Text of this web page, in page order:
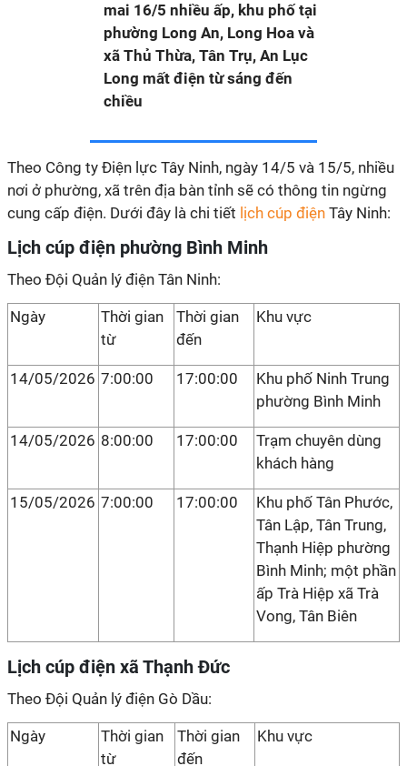
mai 16/5 nhiều ấp, khu phố tại
phường Long An, Long Hoa và
xã Thủ Thừa, Tân Trụ, An Lục
Long mất điện từ sáng đến
chiều
Theo Công ty Điện lực Tây Ninh, ngày 14/5 và 15/5, nhiều
nơi ở phường, xã trên địa bàn tỉnh sẽ có thông tin ngừng
cung cấp điện. Dưới đây là chi tiết lịch cúp điện Tây Ninh:
Lịch cúp điện phường Bình Minh
Theo Đội Quản lý điện Tân Ninh:
Ngày
Thời gian
từ
Thời gian
đến
Khu vực
14/05/2026 7:00:00 17:00:00
Khu phố Ninh Trung
phường Bình Minh
14/05/2026 8:00:00 17:00:00
Trạm chuyên dùng
khách hàng
15/05/2026 7:00:00 17:00:00
Khu phố Tân Phước,
Tân Lập, Tân Trung,
Thạnh Hiệp phường
Bình Minh; một phần
ấp Trà Hiệp xã Trà
Vong, Tân Biên
Lịch cúp điện xã Thạnh Đức
Theo Đội Quản lý điện Gò Dầu:
Ngày
Thời gian
từ
Thời gian
đến
Khu vực